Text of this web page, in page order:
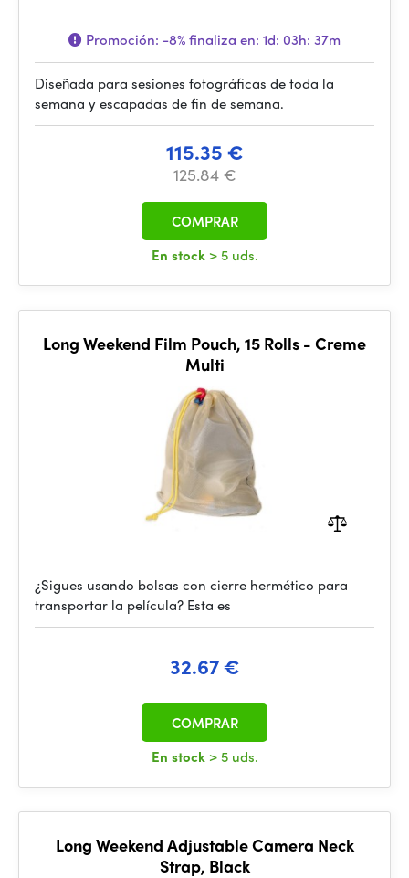
Promoción: -8%finaliza en: 1d: 03h: 37m
Diseñada para sesiones fotográficas de toda la
semana y escapadas de fin de semana.
115.35 €
125.84 €
En stock > 5 uds.
COMPRAR
Long Weekend Film Pouch, 15 Rolls - Creme
Multi
¿Sigues usando bolsas con cierre hermético para
transportar la película? Esta es
32.67 €
En stock > 5 uds.
COMPRAR
Long Weekend Adjustable Camera Neck
Strap, Black